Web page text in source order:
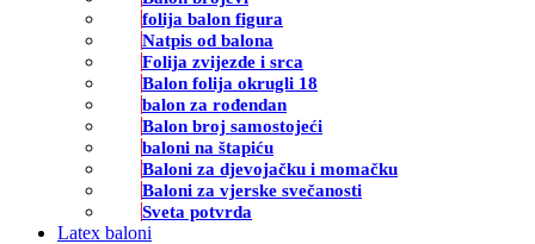
folija balon figura
Natpis od balona
Folija zvijezde i srca
Balon folija okrugli 18
balon za rođendan
Balon broj samostojeći
baloni na štapiću
Baloni za djevojačku i momačku
Baloni za vjerske svečanosti
Sveta potvrda
Latex baloni